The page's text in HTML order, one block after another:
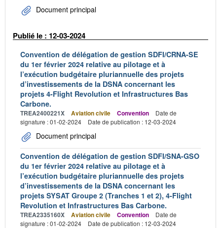
Document principal
Publié le : 12-03-2024
Convention de délégation de gestion SDFI/CRNA-SE
du 1er février 2024 relative au pilotage et à
l’exécution budgétaire pluriannuelle des projets
d’investissements de la DSNA concernant les
projets 4-Flight Revolution et Infrastructures Bas
Carbone.
TREA2400221X Aviation civile Convention
Date de
signature : 01-02-2024
Date de publication : 12-03-2024
Document principal
Convention de délégation de gestion SDFI/SNA-GSO
du 1er février 2024 relative au pilotage et à
l’exécution budgétaire pluriannuelle des projets
d’investissements de la DSNA concernant les
projets SYSAT Groupe 2 (Tranches 1 et 2), 4-Flight
Revolution et Infrastructures Bas Carbone.
TREA2335160X Aviation civile Convention
Date de
signature : 01-02-2024
Date de publication : 12-03-2024